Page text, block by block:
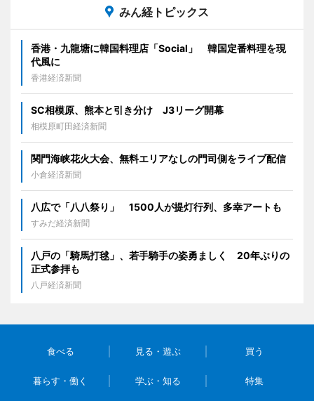
みん経トピックス
香港・九龍塘に韓国料理店「Social」 韓国定番料理を現
代風に
香港経済新聞
SC相模原、熊本と引き分け J3リーグ開幕
相模原町田経済新聞
関門海峡花火大会、無料エリアなしの門司側をライブ配信
小倉経済新聞
八広で「八八祭り」 1500人が提灯行列、多幸アートも
すみだ経済新聞
八戸の「騎馬打毬」、若手騎手の姿勇ましく 20年ぶりの
正式参拝も
八戸経済新聞
食べる 見る・遊ぶ 買う
暮らす・働く 学ぶ・知る 特集